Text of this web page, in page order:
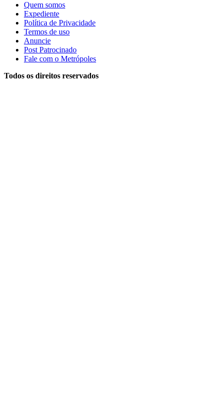
Quem somos
Expediente
Política de Privacidade
Termos de uso
Anuncie
Post Patrocinado
Fale com o Metrópoles
Todos os direitos reservados